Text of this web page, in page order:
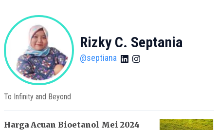
Rizky C. Septania
@septiana
To Infinity and Beyond
Harga Acuan Bioetanol Mei 2024